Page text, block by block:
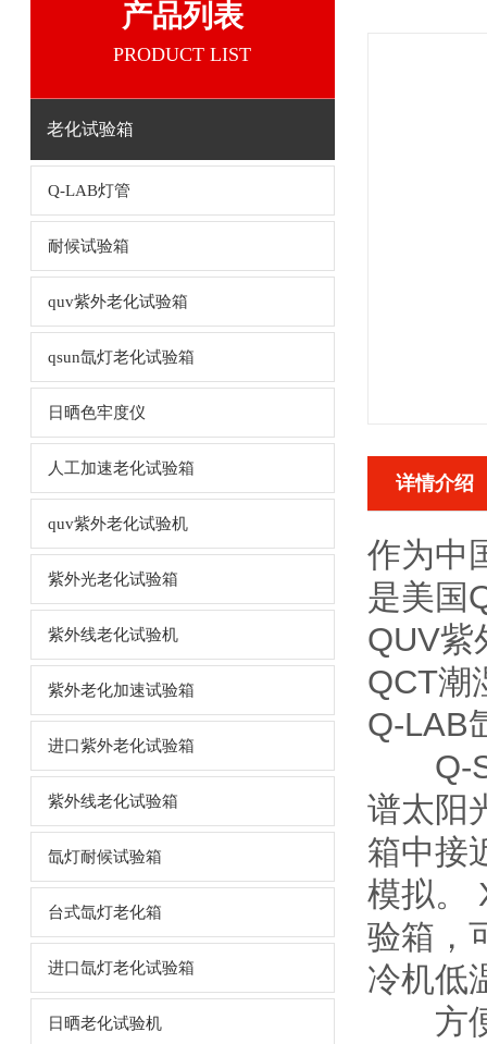
产品列表
PRODUCT LIST
老化试验箱
Q-LAB灯管
耐候试验箱
quv紫外老化试验箱
qsun氙灯老化试验箱
日晒色牢度仪
人工加速老化试验箱
quv紫外老化试验机
紫外光老化试验箱
紫外线老化试验机
紫外老化加速试验箱
进口紫外老化试验箱
紫外线老化试验箱
氙灯耐候试验箱
台式氙灯老化箱
进口氙灯老化试验箱
日晒老化试验机
详情介绍
作为中
是美国
QUV紫
QCT潮
Q-LAB
Q-
谱太阳
箱中接
模拟。
验箱，
冷机低
方便